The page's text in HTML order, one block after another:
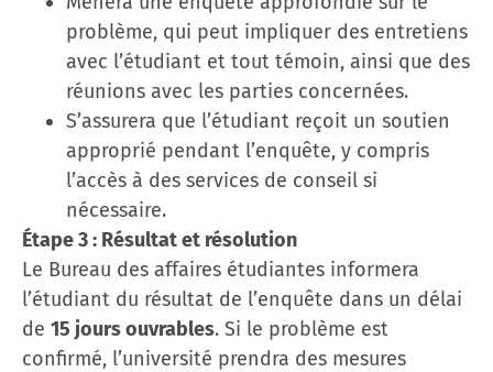
problème, qui peut impliquer des entretiens
avec l’étudiant et tout témoin, ainsi que des
réunions avec les parties concernées.
S’assurera que l’étudiant reçoit un soutien
approprié pendant l’enquête, y compris
l’accès à des services de conseil si
nécessaire.
Étape 3 : Résultat et résolution
Le Bureau des affaires étudiantes informera
l’étudiant du résultat de l’enquête dans un délai
de 15 jours ouvrables. Si le problème est
confirmé, l’université prendra des mesures